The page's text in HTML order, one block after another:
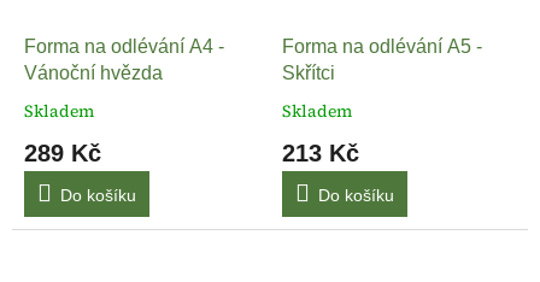
Forma na odlévání A4 -
Vánoční hvězda
Skladem
289 Kč
Do košíku
Forma na odlévání A5 -
Skřítci
Skladem
213 Kč
Do košíku